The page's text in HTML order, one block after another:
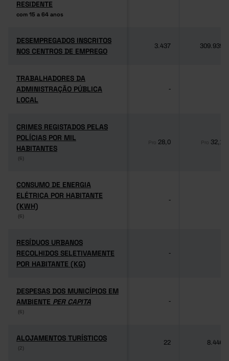
RESIDENTE
com 15 a 64 anos
RESIDENTE
com 15 a 64 anos
DESEMPREGADOS INSCRITOS
NOS CENTROS DE EMPREGO
DESEMPREGADOS INSCRITOS
NOS CENTROS DE EMPREGO
3.437 309.939
TRABALHADORES DA
ADMINISTRAÇÃO PÚBLICA
LOCAL
TRABALHADORES DA
ADMINISTRAÇÃO PÚBLICA
LOCAL
-
CRIMES REGISTADOS PELAS
POLÍCIAS POR MIL
HABITANTES
(6)
CRIMES REGISTADOS PELAS
POLÍCIAS POR MIL
HABITANTES
(6)
Pro 28,0 Pro 32,1
CONSUMO DE ENERGIA
ELÉTRICA POR HABITANTE
(KWH)
(6)
CONSUMO DE ENERGIA
ELÉTRICA POR HABITANTE
(KWH)
(6)
-
RESÍDUOS URBANOS
RECOLHIDOS SELETIVAMENTE
POR HABITANTE (KG)
RESÍDUOS URBANOS
RECOLHIDOS SELETIVAMENTE
POR HABITANTE (KG)
-
DESPESAS DOS MUNICÍPIOS EM
AMBIENTE PER CAPITA
(6)
DESPESAS DOS MUNICÍPIOS EM
AMBIENTE PER CAPITA
(6)
-
ALOJAMENTOS TURÍSTICOS
(2)
ALOJAMENTOS TURÍSTICOS
(2)
22 8.446